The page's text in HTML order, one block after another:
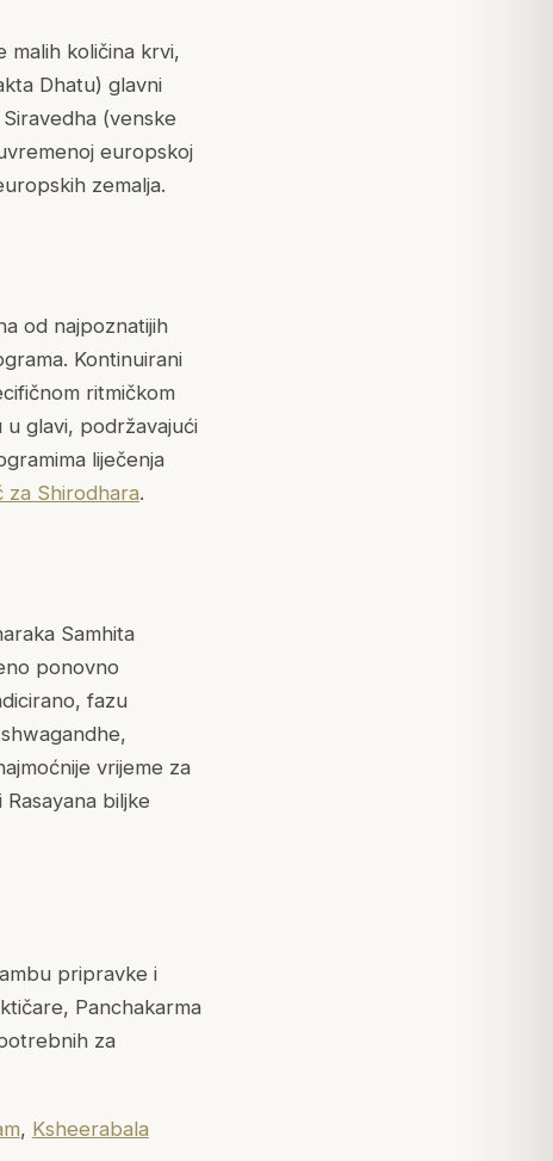
malih količina krvi,
Dhatu) glavni
(venske
europskoj
zemalja.
od najpoznatijih
Kontinuirani
ritmičkom
glavi, podržavajući
liječenja
za Shirodhara.
Samhita
ponovno
fazu
vrijeme za
biljke
pripravke i
Panchakarma
za
, Ksheerabala